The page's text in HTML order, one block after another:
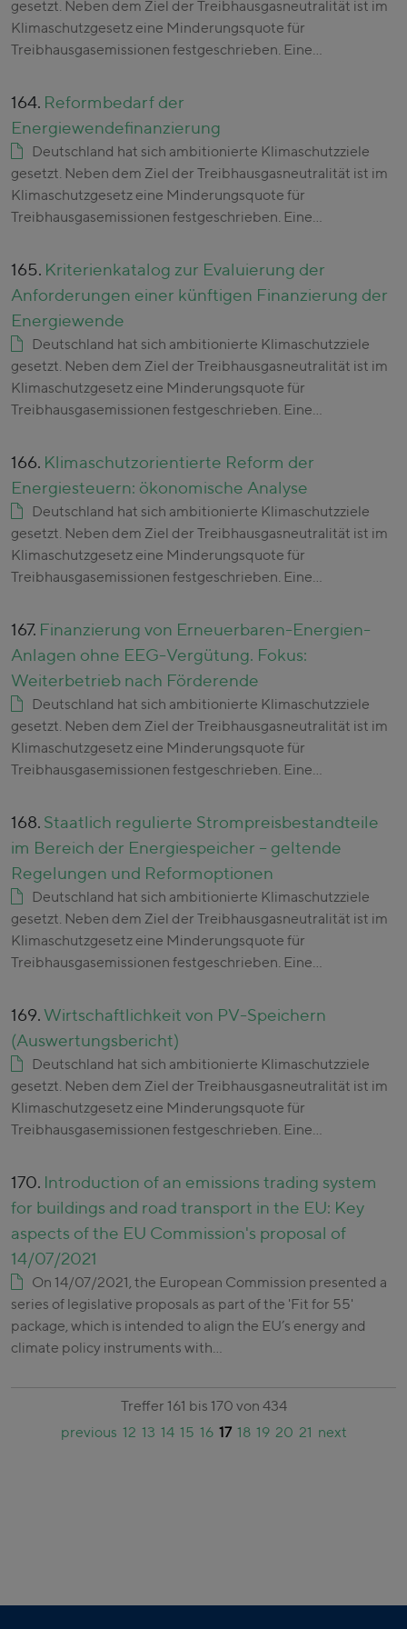
gesetzt. Neben dem Ziel der Treibhausgasneutralität ist im
Klimaschutzgesetz eine Minderungsquote für
Treibhausgasemissionen festgeschrieben. Eine…
164. Reformbedarf der
Energiewendefinanzierung
Deutschland hat sich ambitionierte Klimaschutzziele
gesetzt. Neben dem Ziel der Treibhausgasneutralität ist im
Klimaschutzgesetz eine Minderungsquote für
Treibhausgasemissionen festgeschrieben. Eine…
165. Kriterienkatalog zur Evaluierung der
Anforderungen einer künftigen Finanzierung der
Energiewende
Deutschland hat sich ambitionierte Klimaschutzziele
gesetzt. Neben dem Ziel der Treibhausgasneutralität ist im
Klimaschutzgesetz eine Minderungsquote für
Treibhausgasemissionen festgeschrieben. Eine…
166. Klimaschutzorientierte Reform der
Energiesteuern: ökonomische Analyse
Deutschland hat sich ambitionierte Klimaschutzziele
gesetzt. Neben dem Ziel der Treibhausgasneutralität ist im
Klimaschutzgesetz eine Minderungsquote für
Treibhausgasemissionen festgeschrieben. Eine…
167. Finanzierung von Erneuerbaren-Energien-
Anlagen ohne EEG-Vergütung. Fokus:
Weiterbetrieb nach Förderende
Deutschland hat sich ambitionierte Klimaschutzziele
gesetzt. Neben dem Ziel der Treibhausgasneutralität ist im
Klimaschutzgesetz eine Minderungsquote für
Treibhausgasemissionen festgeschrieben. Eine…
168. Staatlich regulierte Strompreisbestandteile
im Bereich der Energiespeicher – geltende
Regelungen und Reformoptionen
Deutschland hat sich ambitionierte Klimaschutzziele
gesetzt. Neben dem Ziel der Treibhausgasneutralität ist im
Klimaschutzgesetz eine Minderungsquote für
Treibhausgasemissionen festgeschrieben. Eine…
169.Wirtschaftlichkeit von PV-Speichern
(Auswertungsbericht)
Deutschland hat sich ambitionierte Klimaschutzziele
gesetzt. Neben dem Ziel der Treibhausgasneutralität ist im
Klimaschutzgesetz eine Minderungsquote für
Treibhausgasemissionen festgeschrieben. Eine…
170. Introduction of an emissions trading system
for buildings and road transport in the EU: Key
aspects of the EU Commission's proposal of
14/07/2021
On 14/07/2021, the European Commission presented a
series of legislative proposals as part of the 'Fit for 55'
package, which is intended to align the EU’s energy and
climate policy instruments with…
Treffer 161 bis 170 von 434
previous 12 13 14 15 16 17 18 19 20 21 next